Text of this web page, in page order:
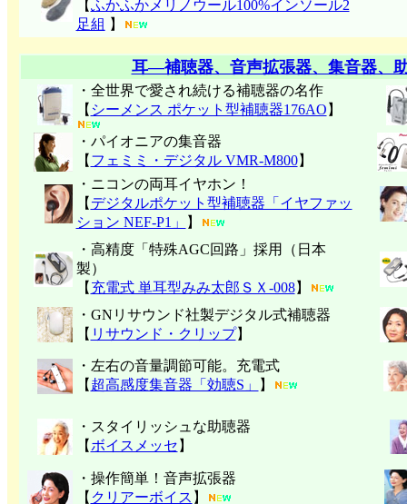
【ふかふかメリノウール100%インソール2
足組 】
耳―補聴器、音声拡張器、集音器、
・全世界で愛され続ける補聴器の名作
【 シーメンス ポケット型補聴器176AO 】
・パイオニアの集音器
【 フェミミ・デジタル VMR-M800】
・ニコンの両耳イヤホン！
【 デジタルポケット型補聴器「イヤファッ
ション NEF-P1」
】
・高精度「特殊AGC回路」採用（日本
製）
【 充電式 単耳型みみ太郎ＳＸ-008】
・GNリサウンド社製デジタル式補聴器
【 リサウンド・クリップ】
・左右の音量調節可能。充電式
【 超高感度集音器「効聴S」 】
・スタイリッシュな助聴器
【 ボイスメッセ 】
・操作簡単！音声拡張器
【 クリアーボイス 】